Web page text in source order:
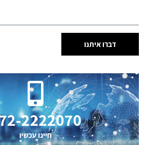
דברו איתנו
2222070
חייגו עכשיו